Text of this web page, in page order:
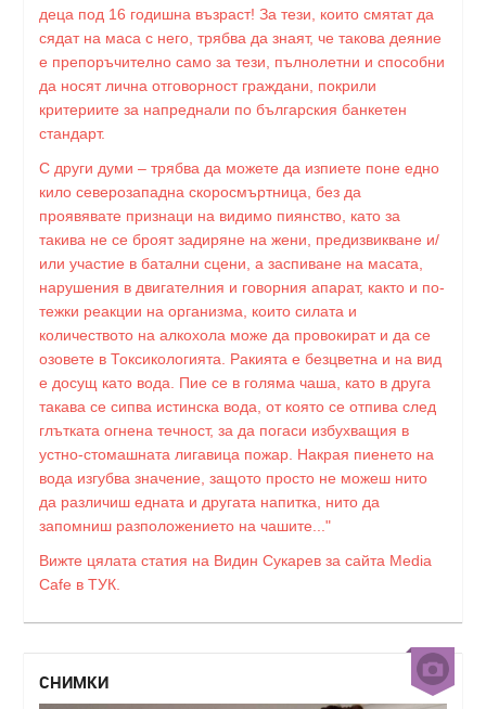
деца под 16 годишна възраст! За тези, които смятат да
сядат на маса с него, трябва да знаят, че такова деяние
е препоръчително само за тези, пълнолетни и способни
да носят лична отговорност граждани, покрили
критериите за напреднали по българския банкетен
стандарт.
С други думи – трябва да можете да изпиете поне едно
кило северозападна скоросмъртница, без да
проявявате признаци на видимо пиянство, като за
такива не се броят задиряне на жени, предизвикване и/
или участие в батални сцени, а заспиване на масата,
нарушения в двигателния и говорния апарат, както и по-
тежки реакции на организма, които силата и
количеството на алкохола може да провокират и да се
озовете в Токсикологията. Ракията е безцветна и на вид
е досущ като вода. Пие се в голяма чаша, като в друга
такава се сипва истинска вода, от която се отпива след
глътката огнена течност, за да погаси избухващия в
устно-стомашната лигавица пожар. Накрая пиенето на
вода изгубва значение, защото просто не можеш нито
да различиш едната и другата напитка, нито да
запомниш разположението на чашите..."
Вижте цялата статия на Видин Сукарев за сайта Media
Cafe в ТУК.
СНИМКИ